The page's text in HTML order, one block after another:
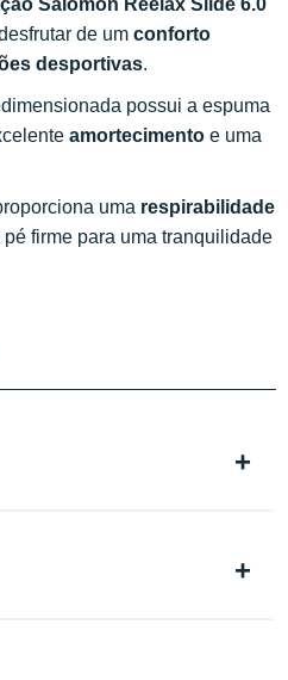
Salomon Reelax Slide 6.0
de um conforto
desportivas.
possui a espuma
amortecimento e uma
uma respirabilidade
pé firme para uma tranquilidade